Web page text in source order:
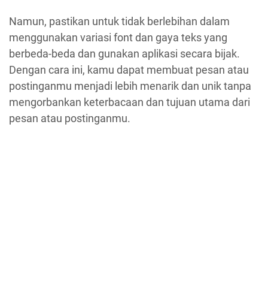
Namun, pastikan untuk tidak berlebihan dalam
menggunakan variasi font dan gaya teks yang
berbeda-beda dan gunakan aplikasi secara bijak.
Dengan cara ini, kamu dapat membuat pesan atau
postinganmu menjadi lebih menarik dan unik tanpa
mengorbankan keterbacaan dan tujuan utama dari
pesan atau postinganmu.